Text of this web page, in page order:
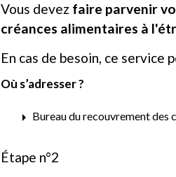
Vous devez faire parvenir
créances alimentaires à
En cas de besoin, ce
Où s’adresser ?
arrow_right Bureau du recouvrement des
Étape n°2